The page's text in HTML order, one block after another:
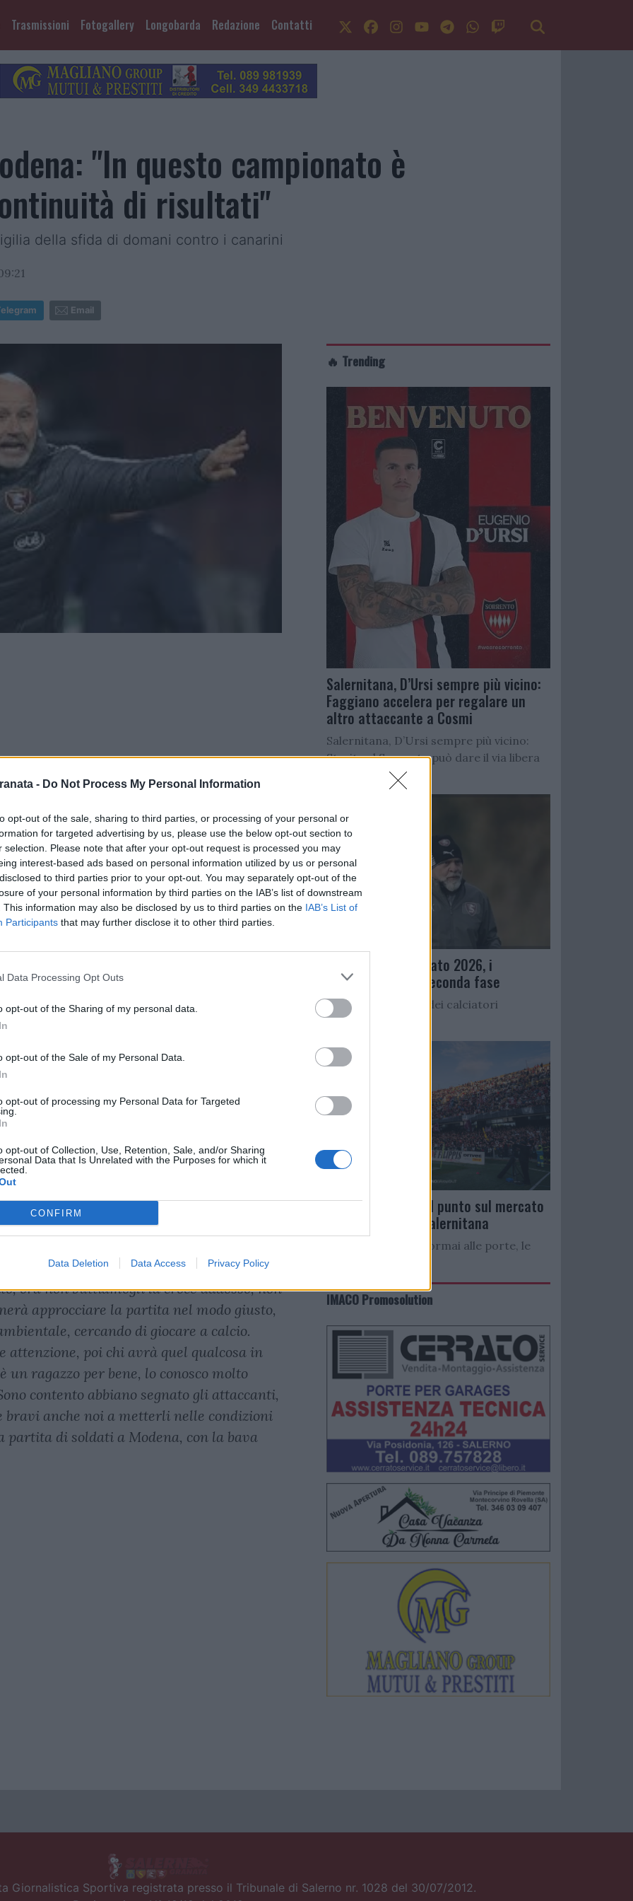
- Do Not Process My Personal Information
opt-out of the sale, sharing to third parties, or processing of your personal or
for targeted advertising by us, please use the below opt-out section to
selection. Please note that after your opt-out request is processed you may
interest-based ads based on personal information utilized by us or personal
to third parties prior to your opt-out. You may separately opt-out of the
of your personal information by third parties on the IAB’s list of downstream
This information may also be disclosed by us to third parties on the IAB’s List of
Participants that may further disclose it to other third parties.
Data Processing Opt Outs
opt-out of the Sharing of my personal data.
opt-out of the Sale of my Personal Data.
opt-out of processing my Personal Data for Targeted
opt-out of Collection, Use, Retention, Sale, and/or Sharing
Data that Is Unrelated with the Purposes for which it
CONFIRM
Data Deletion Data Access Privacy Policy
Trasmissioni Fotogallery Longobarda Redazione Contatti
"In questo campionato è
di risultati"
della sfida di domani contro i canarini
Email
Colantuonoalla vigilia della sfida
sono orientato a dare continuità
Voglio vedere la squadra dopo questa
la continuità e pensare
che se riproporremo la gara fatta
voglio vedere la stessa prestazione,
è molto efficace da palla inattiva, perciò
giocando in una certa maniera che
dare più ampiezza alla squadra. La
dobbiamo migliorare sicuramente in
a disinnescare i pregi degli avversari, il
un sistema di gioco speculare al
Ha dei difensori bravi nelle palle inattive,
che ho fatto esordire io, Palumbo
diventato un leader. Sfait non c'è, ha
è ancora fuori. Tongya è quasi pronto, si
Oggi sarebbe una forzatura convocarlo.
ancora al top della condizione, è un
riguarda Di Vico ha fatto una
ora non buttiamogli la croce addosso, non
approcciare la partita nel modo giusto,
cercando di giocare a calcio.
poi chi avrà quel qualcosa in
ragazzo per bene, lo conosco molto
contento abbiano segnato gli attaccanti,
bravi anche noi a metterli nelle condizioni
di soldati a Modena, con la bava
🔥 Trending
Salernitana, D’Ursi sempre più vicino:
Faggiano accelera per regalare un
altro attaccante a Cosmi
Salernitana, D’Ursi sempre più vicino:
Starita al Sorrento può dare il via libera
all’operazione
Ritiro precampionato 2026, i
convocati per la seconda fase
Di seguito l’elenco dei calciatori
convocati per...
Serie C Girone C: il punto sul mercato
delle rivali della Salernitana
Con il campionato ormai alle porte, le
IMACO Promosolution
Giornalistica Sportiva registrata presso il Tribunale di Salerno nr. 1028 del 30/07/2012.